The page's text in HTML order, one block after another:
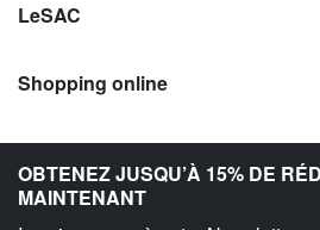
OBTENEZ JUSQU’À 15% DE
MAINTENANT
LeSAC
Shopping online
Avis LeSAC